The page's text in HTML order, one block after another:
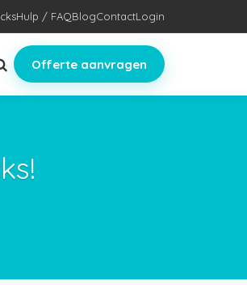
Hulp / FAQBlogContactLogin
Offerte aanvragen